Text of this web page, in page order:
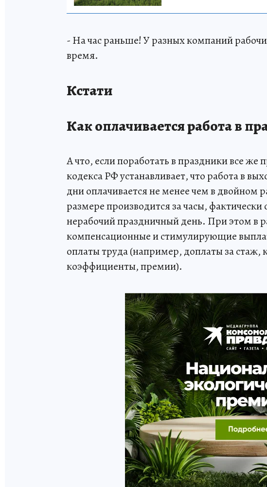
- На час раньше! У разных компаний
время.
Кстати
Как оплачивается работа в
А что, если поработать в праздники все же
кодекса РФ устанавливает, что работа в
дни оплачивается не менее чем в
размере производится за часы,
нерабочий праздничный день. При этом в
компенсационные и стимулирующие
оплаты труда (например, доплаты за
коэффициенты, премии).